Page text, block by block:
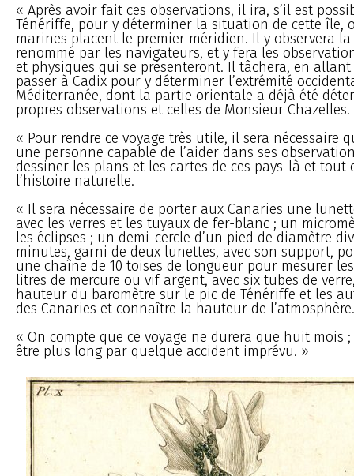
« Après avoir fait ces observations, il ira, s’il est
Ténériffe, pour y déterminer la situation de cette île,
marines placent le premier méridien. Il y observera
renommé par les navigateurs, et y fera les
et physiques qui se présenteront. Il tâchera, en
passer à Cadix pour y déterminer l’extrémité
Méditerranée, dont la partie orientale a déjà été
propres observations et celles de Monsieur Chazelles.
« Pour rendre ce voyage très utile, il sera nécessaire
une personne capable de l’aider dans ses
dessiner les plans et les cartes de ces pays-là et tout
l’histoire naturelle.
« Il sera nécessaire de porter aux Canaries une
avec les verres et les tuyaux de fer-blanc ; un
les éclipses ; un demi-cercle d’un pied de diamètre
minutes, garni de deux lunettes, avec son support,
une chaîne de 10 toises de longueur pour mesurer
litres de mercure ou vif argent, avec six tubes de
hauteur du baromètre sur le pic de Ténériffe et les
des Canaries et connaître la hauteur de l’atmosphère.
« On compte que ce voyage ne durera que huit mois
être plus long par quelque accident imprévu. »